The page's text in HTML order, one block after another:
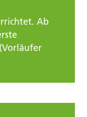
Ab